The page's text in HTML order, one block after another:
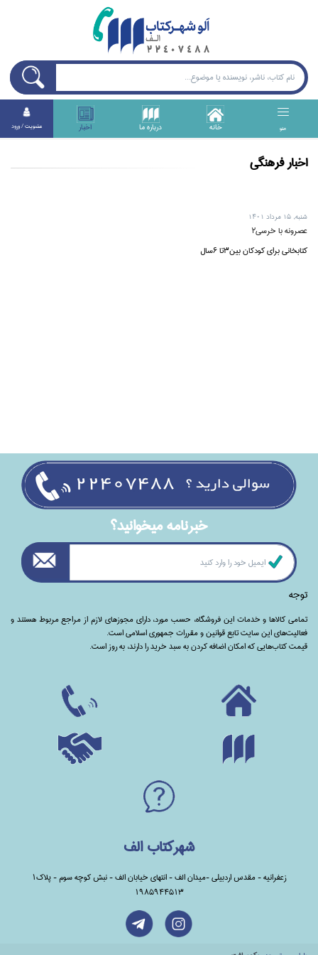
منو خانه درباره ما اخبار عضويت / ورود
اخبار فرهنگي
شنبه, ۱۵ مرداد ۱۴۰۱
عصرونه با خرسی2
کتابخانی برای کودکان بین3تا 6سال
خبرنامه ميخوانيد؟
توجه
تمامی‌ کالاها و خدمات این فروشگاه، حسب مورد،‌ دارای مجوزهای لازم از مراجع مربوط هستند ‌و‌‌
فعالیت‌های این سایت تابع قوانین و مقررات جمهوری اسلامی است.
قیمت کتاب‌هایی که امکان اضافه کردن به سبد خرید را دارند،‌ به روز است.
شهرکتاب الف
زعفرانیه - مقدس اردبیلی -میدان الف - انتهای خیابان الف - نبش کوچه سوم - پلاک1
1985944513